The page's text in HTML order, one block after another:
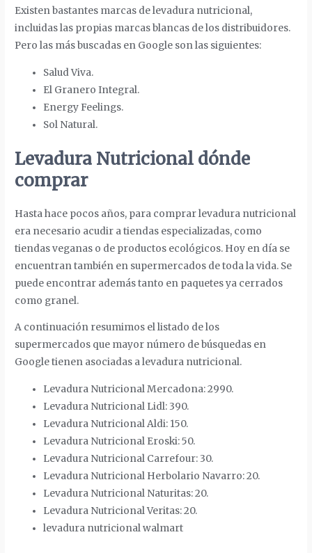
Existen bastantes marcas de levadura nutricional,
incluidas las propias marcas blancas de los distribuidores.
Pero las más buscadas en Google son las siguientes:
Salud Viva.
El Granero Integral.
Energy Feelings.
Sol Natural.
Levadura Nutricional dónde
comprar
Hasta hace pocos años, para comprar levadura nutricional
era necesario acudir a tiendas especializadas, como
tiendas veganas o de productos ecológicos. Hoy en día se
encuentran también en supermercados de toda la vida. Se
puede encontrar además tanto en paquetes ya cerrados
como granel.
A continuación resumimos el listado de los
supermercados que mayor número de búsquedas en
Google tienen asociadas a levadura nutricional.
Levadura Nutricional Mercadona: 2990.
Levadura Nutricional Lidl: 390.
Levadura Nutricional Aldi: 150.
Levadura Nutricional Eroski: 50.
Levadura Nutricional Carrefour: 30.
Levadura Nutricional Herbolario Navarro: 20.
Levadura Nutricional Naturitas: 20.
Levadura Nutricional Veritas: 20.
levadura nutricional walmart